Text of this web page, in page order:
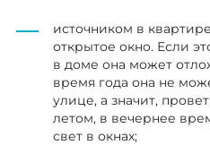
источником в
открытое окно. Если
в доме она может
время года она не
улице, а значит,
летом, в вечернее
свет в окнах;